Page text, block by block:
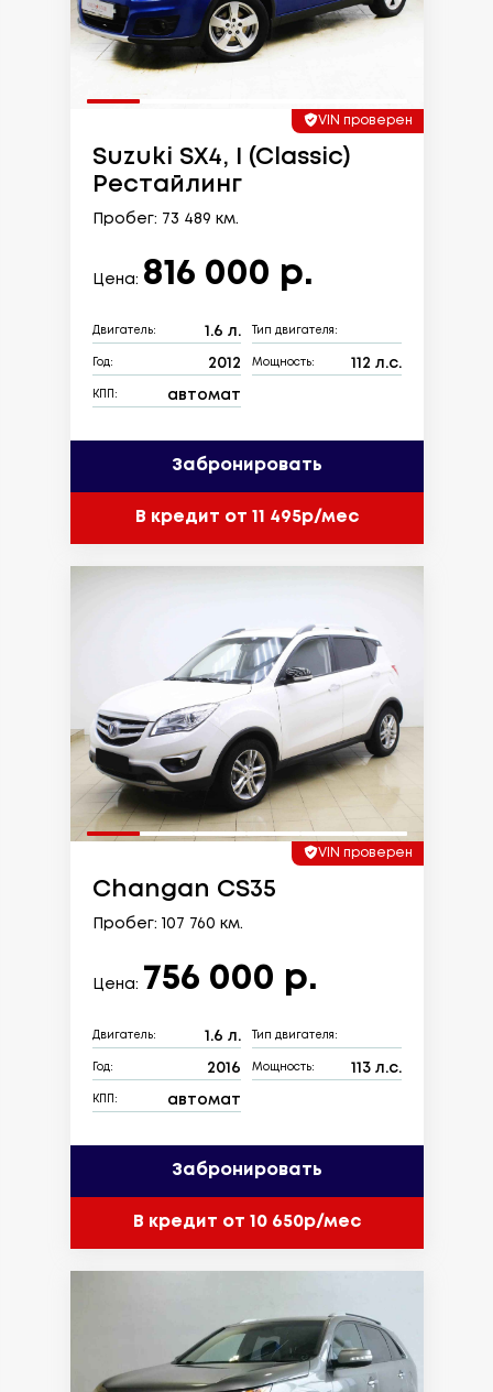
VIN проверен
Suzuki SX4, I (Classic)
Рестайлинг
Пробег: 73 489 км.
Цена: 816 000 р.
Двигатель: 1.6 л. Тип двигателя:
Год: 2012 Мощность: 112 л.с.
КПП: автомат
Забронировать
В кредит от 11 495р/мес
VIN проверен
Changan CS35
Пробег: 107 760 км.
Цена: 756 000 р.
Двигатель: 1.6 л. Тип двигателя:
Год: 2016 Мощность: 113 л.с.
КПП: автомат
Забронировать
В кредит от 10 650р/мес